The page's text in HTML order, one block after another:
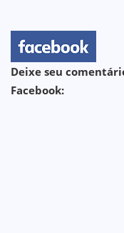
Deixe seu
Facebook: